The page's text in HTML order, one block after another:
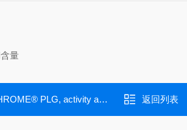
量
PLG, activity assay 返回列表